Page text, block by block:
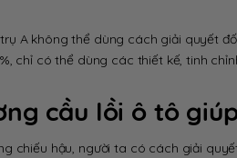
A không thể dùng cách giải quyết
chỉ có thể dùng các thiết kế, tinh
cầu lồi ô tô
chiếu hậu, người ta có cách giải